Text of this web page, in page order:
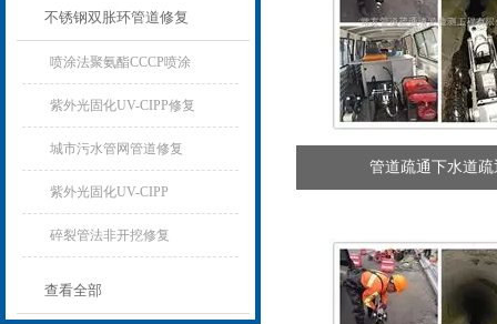
不锈钢双胀环管道修复
喷涂法聚氨酯CCCP喷涂
紫外光固化UV-CIPP修复
城市污水管网管道修复
紫外光固化UV-CIPP
碎裂管法非开挖修复
查看全部
管道疏通下水道疏